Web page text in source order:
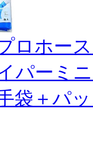
プロホー
パーミ
袋＋パ